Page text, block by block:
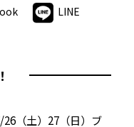
LINE
26（土）27（日）ブ